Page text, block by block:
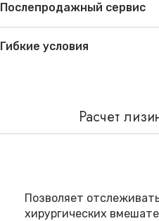
Послепродажный сервис
Гибкие условия
Расчет
Позволяет
хирургических